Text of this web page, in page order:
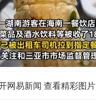
网易新闻 查看精彩图片